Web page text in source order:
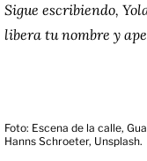
Sigue escribiendo,
libera tu nombre y
Foto: Escena de la calle,
Hanns Schroeter, Unsplash.